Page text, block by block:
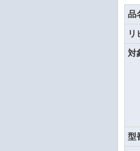
品
リ
対
型